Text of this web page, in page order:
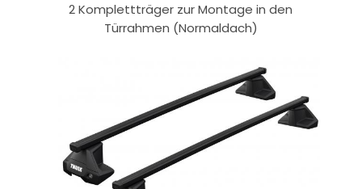
2 Komplettträger zur Montage in den
Türrahmen (Normaldach)